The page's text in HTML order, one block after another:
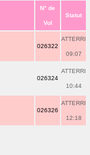
N° de
Vol
Statut
026322
ATTERRI
09:07
026324
ATTERRI
10:44
026326
ATTERRI
12:18